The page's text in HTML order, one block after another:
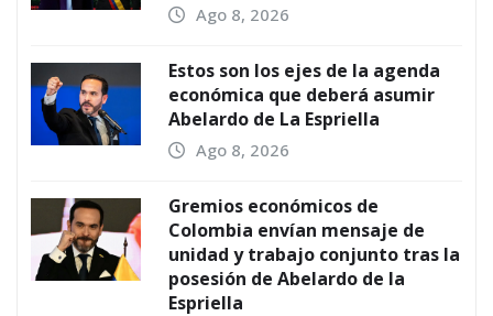
Ago 8, 2026
Estos son los ejes de la agenda
económica que deberá asumir
Abelardo de La Espriella
Ago 8, 2026
Gremios económicos de
Colombia envían mensaje de
unidad y trabajo conjunto tras la
posesión de Abelardo de la
Espriella